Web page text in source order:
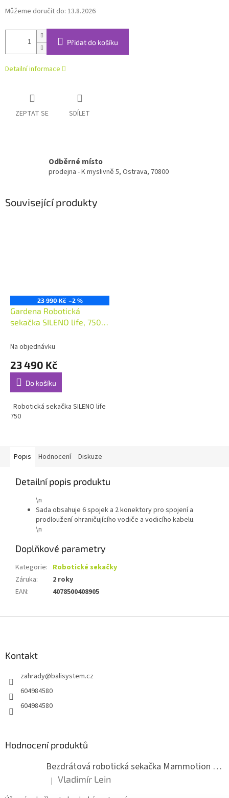
Můžeme doručit do: 13.8.2026
Přidat do košíku
Detailní informace
ZEPTAT SE SDÍLET
Odběrné místo
prodejna - K myslivně 5, Ostrava, 70800
Související produkty
23 990 Kč –2 %
Gardena Robotická
sekačka SILENO life, 750
Na objednávku
23 490 Kč
Do košíku
Robotická sekačka SILENO life
750
Popis Hodnocení Diskuze
Detailní popis produktu
\n
Sada obsahuje 6 spojek a 2 konektory pro spojení a
prodloužení ohraničujícího vodiče a vodicího kabelu.
\n
Doplňkové parametry
Kategorie: Robotické sekačky
Záruka:
2 roky
EAN: 4078500408905
Kontakt
zahrady@balisystem.cz
604984580
604984580
Hodnocení produktů
Bezdrátová robotická sekačka Mammotion LUBA mini 2 1500
Hodnocení produktu je 5 z 5 hvězdiček.
| Vladimír Lein